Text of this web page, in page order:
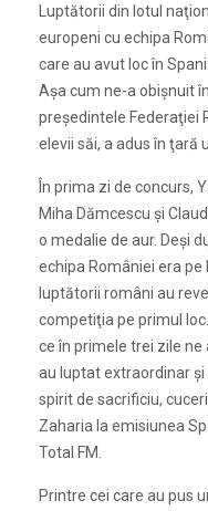
Luptătorii din lotul
europeni cu echipa
care au avut loc în
Aşa cum ne-a obişnuit
preşedintele Federaţiei
elevii săi, a adus în ţară
În prima zi de concurs,
Miha Dămcescu şi
o medalie de aur. Deşi
echipa României era
luptătorii români au
competiţia pe primul
ce în primele trei zile ne
au luptat extraordinar
spirit de sacrificiu,
Zaharia la emisiunea
Total FM.
Printre cei care au pus